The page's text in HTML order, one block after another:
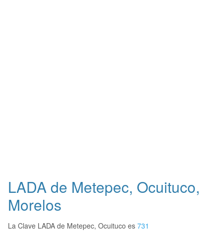
LADA de Metepec, Ocuituco,
Morelos
La Clave LADA de Metepec, Ocuituco es 731